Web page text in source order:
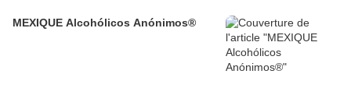
MEXIQUE Alcohólicos Anónimos®